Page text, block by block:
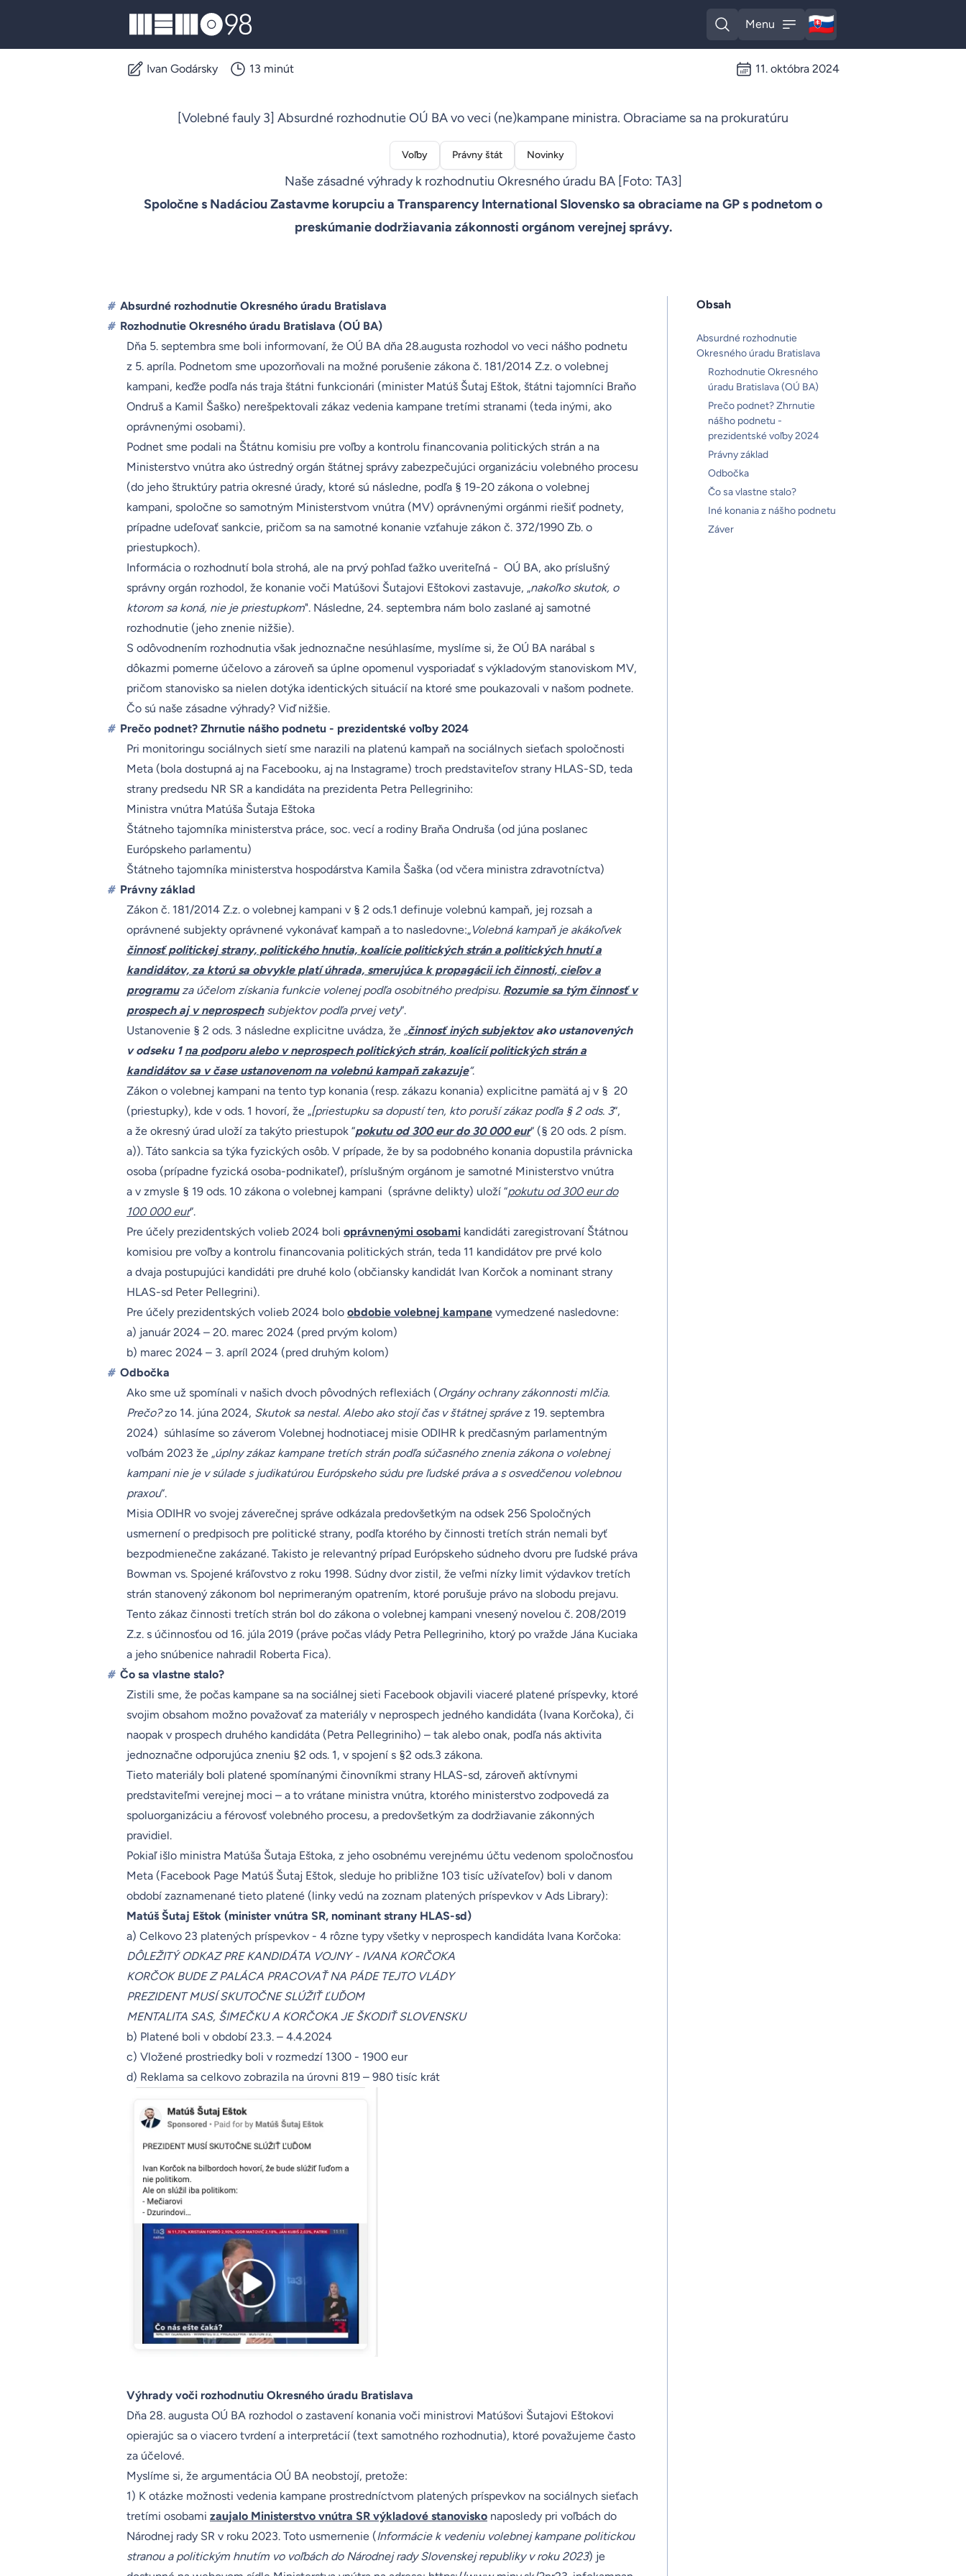
MEMO98
Open search
Menu
Open menu
🇸🇰
Slovak
Ivan Godársky 13 minút 11. októbra 2024
[Volebné fauly 3] Absurdné rozhodnutie OÚ BA vo veci (ne)kampane ministra. Obraciame sa na prokuratúru
Voľby Právny štát Novinky
Naše zásadné výhrady k rozhodnutiu Okresného úradu BA [Foto: TA3]
Spoločne s Nadáciou Zastavme korupciu a Transparency International Slovensko sa obraciame na GP s podnetom o
preskúmanie dodržiavania zákonnosti orgánom verejnej správy.
# Absurdné rozhodnutie Okresného úradu Bratislava
# Rozhodnutie Okresného úradu Bratislava (OÚ BA)
Dňa 5. septembra sme boli informovaní, že OÚ BA dňa 28.augusta rozhodol vo veci nášho podnetu
z 5. apríla. Podnetom sme upozorňovali na možné porušenie zákona č. 181/2014 Z.z. o volebnej
kampani, keďže podľa nás traja štátni funkcionári (minister Matúš Šutaj Eštok, štátni tajomníci Braňo
Ondruš a Kamil Šaško) nerešpektovali zákaz vedenia kampane tretími stranami (teda inými, ako
oprávnenými osobami).
Podnet sme podali na Štátnu komisiu pre voľby a kontrolu financovania politických strán a na
Ministerstvo vnútra ako ústredný orgán štátnej správy zabezpečujúci organizáciu volebného procesu
(do jeho štruktúry patria okresné úrady, ktoré sú následne, podľa § 19-20 zákona o volebnej
kampani, spoločne so samotným Ministerstvom vnútra (MV) oprávnenými orgánmi riešiť podnety,
prípadne udeľovať sankcie, pričom sa na samotné konanie vzťahuje zákon č. 372/1990 Zb. o
priestupkoch).
Informácia o rozhodnutí bola strohá, ale na prvý pohľad ťažko uveriteľná - OÚ BA, ako príslušný
správny orgán rozhodol, že konanie voči Matúšovi Šutajovi Eštokovi zastavuje, „nakoľko skutok, o
ktorom sa koná, nie je priestupkom". Následne, 24. septembra nám bolo zaslané aj samotné
rozhodnutie (jeho znenie nižšie).
S odôvodnením rozhodnutia však jednoznačne nesúhlasíme, myslíme si, že OÚ BA narábal s
dôkazmi pomerne účelovo a zároveň sa úplne opomenul vysporiadať s výkladovým stanoviskom MV,
pričom stanovisko sa nielen dotýka identických situácií na ktoré sme poukazovali v našom podnete.
Čo sú naše zásadne výhrady? Viď nižšie.
# Prečo podnet? Zhrnutie nášho podnetu - prezidentské voľby 2024
Pri monitoringu sociálnych sietí sme narazili na platenú kampaň na sociálnych sieťach spoločnosti
Meta (bola dostupná aj na Facebooku, aj na Instagrame) troch predstaviteľov strany HLAS-SD, teda
strany predsedu NR SR a kandidáta na prezidenta Petra Pellegriniho:
Ministra vnútra Matúša Šutaja Eštoka
Štátneho tajomníka ministerstva práce, soc. vecí a rodiny Braňa Ondruša (od júna poslanec
Európskeho parlamentu)
Štátneho tajomníka ministerstva hospodárstva Kamila Šaška (od včera ministra zdravotníctva)
# Právny základ
Zákon č. 181/2014 Z.z. o volebnej kampani v § 2 ods.1 definuje volebnú kampaň, jej rozsah a
oprávnené subjekty oprávnené vykonávať kampaň a to nasledovne:„Volebná kampaň je akákoľvek
činnosť politickej strany, politického hnutia, koalície politických strán a politických hnutí a
kandidátov, za ktorú sa obvykle platí úhrada, smerujúca k propagácii ich činnosti, cieľov a
programuza účelom získania funkcie volenej podľa osobitného predpisu. Rozumie sa tým činnosť v
prospech aj v neprospechsubjektov podľa prvej vety“.
Ustanovenie § 2 ods. 3 následne explicitne uvádza, že „činnosť iných subjektovako ustanovených
v odseku 1 na podporu alebo v neprospech politických strán, koalícií politických strán a
kandidátov sa v čase ustanovenom na volebnú kampaň zakazuje“.
Zákon o volebnej kampani na tento typ konania (resp. zákazu konania) explicitne pamätá aj v § 20
(priestupky), kde v ods. 1 hovorí, že „[priestupku sa dopustí ten, kto poruší zákaz podľa § 2 ods. 3“,
a že okresný úrad uloží za takýto priestupok “pokutu od 300 eur do 30 000 eur“ (§ 20 ods. 2 písm.
a)). Táto sankcia sa týka fyzických osôb. V prípade, že by sa podobného konania dopustila právnicka
osoba (prípadne fyzická osoba-podnikateľ), príslušným orgánom je samotné Ministerstvo vnútra
a v zmysle § 19 ods. 10 zákona o volebnej kampani (správne delikty) uloží “pokutu od 300 eur do
100 000 eur“.
Pre účely prezidentských volieb 2024 boli oprávnenými osobami kandidáti zaregistrovaní Štátnou
komisiou pre voľby a kontrolu financovania politických strán, teda 11 kandidátov pre prvé kolo
a dvaja postupujúci kandidáti pre druhé kolo (občiansky kandidát Ivan Korčok a nominant strany
HLAS-sd Peter Pellegrini).
Pre účely prezidentských volieb 2024 bolo obdobie volebnej kampane vymedzené nasledovne:
a) január 2024 – 20. marec 2024 (pred prvým kolom)
b) marec 2024 – 3. apríl 2024 (pred druhým kolom)
# Odbočka
Ako sme už spomínali v našich dvoch pôvodných reflexiách (Orgány ochrany zákonnosti mlčia.
Prečo?zo 14. júna 2024, Skutok sa nestal. Alebo ako stojí čas v štátnej správez 19. septembra
2024) súhlasíme so záverom Volebnej hodnotiacej misie ODIHR k predčasným parlamentným
voľbám 2023 že „úplny zákaz kampane tretích strán podľa súčasného znenia zákona o volebnej
kampani nie je v súlade s judikatúrou Európskeho súdu pre ľudské práva a s osvedčenou volebnou
praxou“.
Misia ODIHR vo svojej záverečnej správe odkázala predovšetkým na odsek 256 Spoločných
usmernení o predpisoch pre politické strany, podľa ktorého by činnosti tretích strán nemali byť
bezpodmienečne zakázané. Takisto je relevantný prípad Európskeho súdneho dvoru pre ľudské práva
Bowman vs. Spojené kráľovstvo z roku 1998. Súdny dvor zistil, že veľmi nízky limit výdavkov tretích
strán stanovený zákonom bol neprimeraným opatrením, ktoré porušuje právo na slobodu prejavu.
Tento zákaz činnosti tretích strán bol do zákona o volebnej kampani vnesený novelou č. 208/2019
Z.z. s účinnosťou od 16. júla 2019 (práve počas vlády Petra Pellegriniho, ktorý po vražde Jána Kuciaka
a jeho snúbenice nahradil Roberta Fica).
# Čo sa vlastne stalo?
Zistili sme, že počas kampane sa na sociálnej sieti Facebook objavili viaceré platené príspevky, ktoré
svojim obsahom možno považovať za materiály v neprospech jedného kandidáta (Ivana Korčoka), či
naopak v prospech druhého kandidáta (Petra Pellegriniho) – tak alebo onak, podľa nás aktivita
jednoznačne odporujúca zneniu §2 ods. 1, v spojení s §2 ods.3 zákona.
Tieto materiály boli platené spomínanými činovníkmi strany HLAS-sd, zároveň aktívnymi
predstaviteľmi verejnej moci – a to vrátane ministra vnútra, ktorého ministerstvo zodpovedá za
spoluorganizáciu a férovosť volebného procesu, a predovšetkým za dodržiavanie zákonných
pravidiel.
Pokiaľ išlo ministra Matúša Šutaja Eštoka, z jeho osobnému verejnému účtu vedenom spoločnosťou
Meta (Facebook Page Matúš Šutaj Eštok, sleduje ho približne 103 tisíc užívateľov) boli v danom
období zaznamenané tieto platené (linky vedú na zoznam platených príspevkov v Ads Library):
Matúš Šutaj Eštok (minister vnútra SR, nominant strany HLAS-sd)
a) Celkovo 23 platených príspevkov - 4 rôzne typy všetky v neprospech kandidáta Ivana Korčoka:
DÔLEŽITÝ ODKAZ PRE KANDIDÁTA VOJNY - IVANA KORČOKA
KORČOK BUDE Z PALÁCA PRACOVAŤ NA PÁDE TEJTO VLÁDY
PREZIDENT MUSÍ SKUTOČNE SLÚŽIŤ ĽUĎOM
MENTALITA SAS, ŠIMEČKU A KORČOKA JE ŠKODIŤ SLOVENSKU
b) Platené boli v období 23.3. – 4.4.2024
c) Vložené prostriedky boli v rozmedzí 1300 - 1900 eur
d) Reklama sa celkovo zobrazila na úrovni 819 – 980 tisíc krát
Výhrady voči rozhodnutiu Okresného úradu Bratislava
Dňa 28. augusta OÚ BA rozhodol o zastavení konania voči ministrovi Matúšovi Šutajovi Eštokovi
opierajúc sa o viacero tvrdení a interpretácií (text samotného rozhodnutia), ktoré považujeme často
za účelové.
Myslíme si, že argumentácia OÚ BA neobstojí, pretože:
1) K otázke možnosti vedenia kampane prostredníctvom platených príspevkov na sociálnych sieťach
tretími osobami zaujalo Ministerstvo vnútra SR výkladové stanovisko naposledy pri voľbách do
Národnej rady SR v roku 2023. Toto usmernenie (Informácie k vedeniu volebnej kampane politickou
stranou a politickým hnutím vo voľbách do Národnej rady Slovenskej republiky v roku 2023) je
Obsah
Absurdné rozhodnutie
Okresného úradu Bratislava
Rozhodnutie Okresného
úradu Bratislava (OÚ BA)
Prečo podnet? Zhrnutie
nášho podnetu -
prezidentské voľby 2024
Právny základ
Odbočka
Čo sa vlastne stalo?
Iné konania z nášho podnetu
Záver